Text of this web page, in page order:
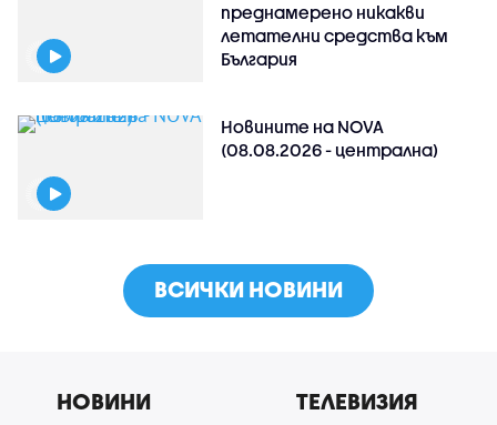
преднамерено никакви
летателни средства към
България
Новините на NOVA
(08.08.2026 - централна)
ВСИЧКИ НОВИНИ
НОВИНИ ТЕЛЕВИЗИЯ